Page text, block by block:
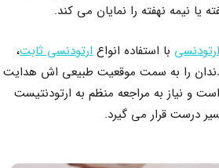
یا نیمه‌ نهفته را نمایان می‌ کند.
با استفاده انواع ارتودنسی ثابت،
دندان را به سمت موقعیت طبیعی‌ اش هدایت
و نیاز به مراجعه منظم به ارتودنتیست
درست قرار می‌ گیرد.